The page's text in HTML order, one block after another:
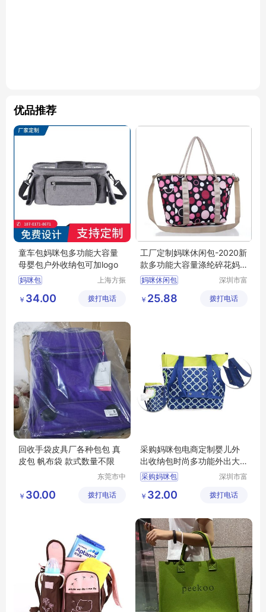
优品推荐
童车包妈咪包多功能大容量
母婴包户外收纳包可加logo
妈咪包
上海方振
有限公司
￥ 34.00 拨打电话
工厂定制妈咪休闲包-2020新
款多功能大容量涤纶碎花妈
咪包-防水斜挎待产包
妈咪休闲包
深圳市富
限公司
￥ 25.88 拨打电话
回收手袋皮具厂各种包包 真
皮包 帆布袋 款式数量不限
东莞市中
生资源回
￥ 30.00 拨打电话
采购妈咪包电商定制婴儿外
出收纳包时尚多功能外出大
容量母婴包
采购妈咪包
深圳市富
限公司
￥ 32.00 拨打电话